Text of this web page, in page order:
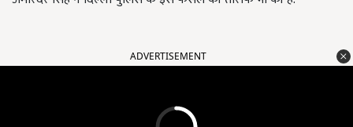
ADVERTISEMENT